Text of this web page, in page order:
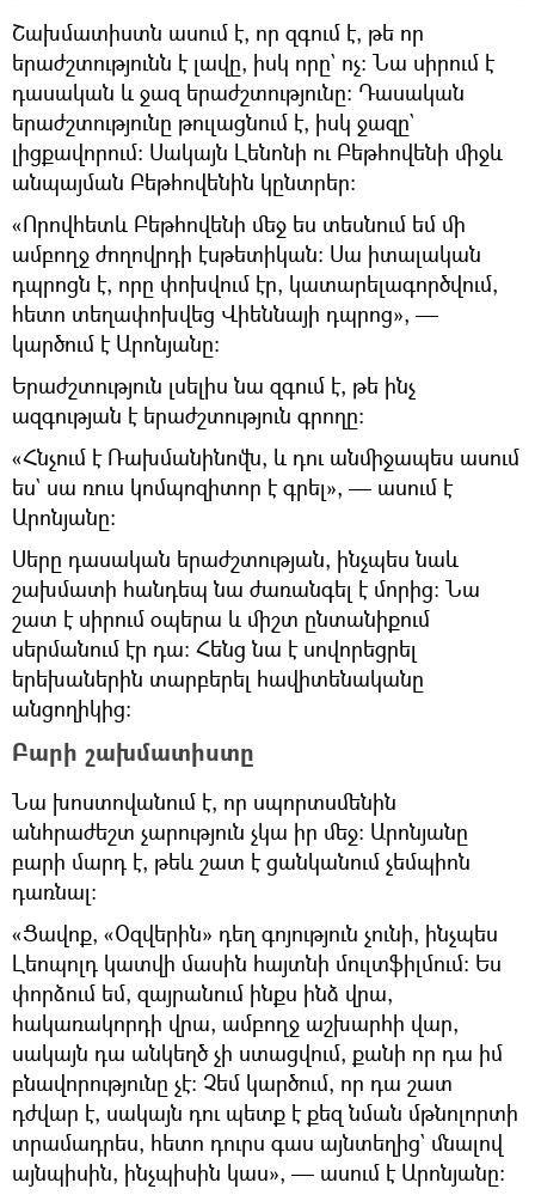
Շախմատիստն ասում է, որ զգում է, թե որ
երաժշտությունն է լավը, իսկ որը` ոչ։ Նա սիրում է
դասական և ջազ երաժշտությունը։ Դասական
երաժշտությունը թուլացնում է, իսկ ջազը`
լիցքավորում։ Սակայն Լենոնի ու Բեթհովենի միջև
անպայման Բեթհովենին կընտրեր։
«Որովհետև Բեթհովենի մեջ ես տեսնում եմ մի
ամբողջ ժողովրդի էսթետիկան։ Սա իտալական
դպրոցն է, որը փոխվում էր, կատարելագործվում,
հետո տեղափոխվեց Վիեննայի դպրոց», —
կարծում է Արոնյանը։
Երաժշտություն լսելիս նա զգում է, թե ինչ
ազգության է երաժշտություն գրողը։
«Հնչում է Ռախմանինովն, և դու անմիջապես ասում
ես` սա ռուս կոմպոզիտոր է գրել», — ասում է
Արոնյանը։
Սերը դասական երաժշտության, ինչպես նաև
շախմատի հանդեպ նա ժառանգել է մորից։ Նա
շատ է սիրում օպերա և միշտ ընտանիքում
սերմանում էր դա։ Հենց նա է սովորեցրել
երեխաներին տարբերել հավիտենականը
անցողիկից։
Բարի շախմատիստը
Նա խոստովանում է, որ սպորտսմենին
անհրաժեշտ չարություն չկա իր մեջ։ Արոնյանը
բարի մարդ է, թեև շատ է ցանկանում չեմպիոն
դառնալ։
«Ցավոք, «Օզվերին» դեղ գոյություն չունի, ինչպես
Լեոպոլդ կատվի մասին հայտնի մուլտֆիլմում։ Ես
փորձում եմ, զայրանում ինքս ինձ վրա,
հակառակորդի վրա, ամբողջ աշխարհի վար,
սակայն դա անկեղծ չի ստացվում, քանի որ դա իմ
բնավորությունը չէ։ Չեմ կարծում, որ դա շատ
դժվար է, սակայն դու պետք է քեզ նման մթնոլորտի
տրամադրես, հետո դուրս գաս այնտեղից` մնալով
այնպիսին, ինչպիսին կաս», — ասում է Արոնյանը։